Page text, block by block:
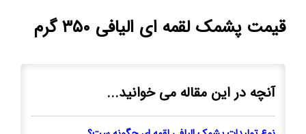
قیمت پشمک لقمه ای الیافی ۳۵۰ گرم
آنچه در این مقاله می خوانید...